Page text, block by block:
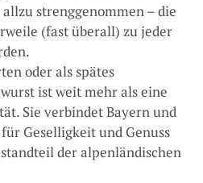
strenggenommen – die
(fast überall) zu jeder
oder als spätes
ist weit mehr als eine
Sie verbindet Bayern und
Geselligkeit und Genuss
der alpenländischen